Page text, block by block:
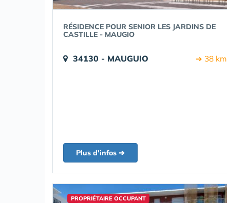
RÉSIDENCE POUR SENIOR LES JARDINS DE
CASTILLE - MAUGIO
34130 - MAUGUIO ➔ 38 km
Plus d'infos ➔
PROPRIÉTAIRE OCCUPANT